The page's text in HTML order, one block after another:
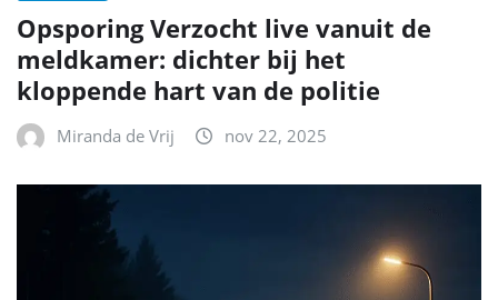
Opsporing Verzocht live vanuit de
meldkamer: dichter bij het
kloppende hart van de politie
Miranda de Vrij nov 22, 2025